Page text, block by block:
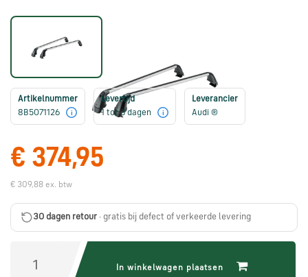
SEAT
Škoda
onderdelen
onderdelen
we
Artikelnummer
8B5071126
i
Levertijd
1 tot 3 dagen
i
Leverancier
Audi ®
€ 374,95
€ 309,88 ex. btw
30 dagen retour · gratis bij defect of verkeerde levering
In winkelwagen plaatsen